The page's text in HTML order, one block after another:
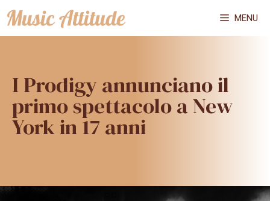
Vai
al
MENU
I Prodigy annunciano il
primo spettacolo a New
York in 17 anni